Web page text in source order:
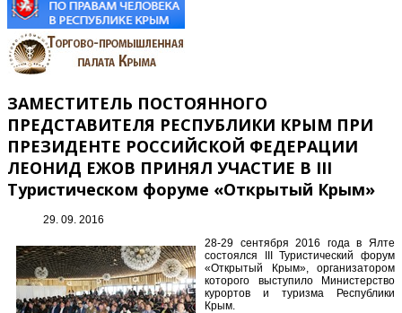
ЗАМЕСТИТЕЛЬ ПОСТОЯННОГО
ПРЕДСТАВИТЕЛЯ РЕСПУБЛИКИ КРЫМ ПРИ
ПРЕЗИДЕНТЕ РОССИЙСКОЙ ФЕДЕРАЦИИ
ЛЕОНИД ЕЖОВ ПРИНЯЛ УЧАСТИЕ В III
Туристическом форуме «Открытый Крым»
29. 09. 2016
28-29 сентября 2016 года в Ялте
состоялся III Туристический форум
«Открытый Крым», организатором
которого выступило Министерство
курортов и туризма Республики
Крым.